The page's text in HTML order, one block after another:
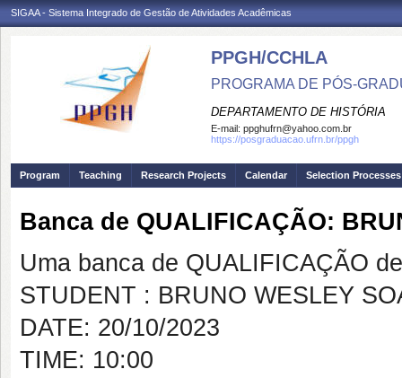
SIGAA - Sistema Integrado de Gestão de Atividades Acadêmicas
PPGH/CCHLA
PROGRAMA DE PÓS-
DEPARTAMENTO DE HISTÓRIA
E-mail: ppghufrn@yahoo.com.br
https://posgraduacao.ufrn.br/ppgh
Program Teaching Research Projects Calendar Selection Processes
Banca de QUALIFICAÇÃO:
Uma banca de QUALIFICAÇÃO
STUDENT : BRUNO WESLEY
DATE: 20/10/2023
TIME: 10:00